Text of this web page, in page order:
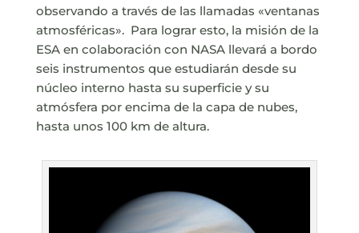
observando a través de las llamadas «ventanas
atmosféricas». Para lograr esto, la misión de la
ESA en colaboración con NASA llevará a bordo
seis instrumentos que estudiarán desde su
núcleo interno hasta su superficie y su
atmósfera por encima de la capa de nubes,
hasta unos 100 km de altura.